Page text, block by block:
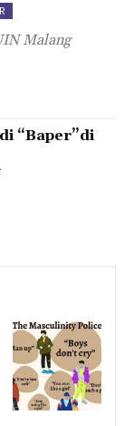
Malang
“Baper”di